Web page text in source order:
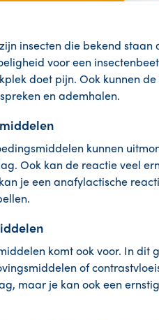
insecten die bekend
voor een
doet pijn. Ook kunnen
en ademhalen.
kunnen
Ook kan de reactie veel
je een anafylactische
komt ook voor. In
of
maar je kan ook een